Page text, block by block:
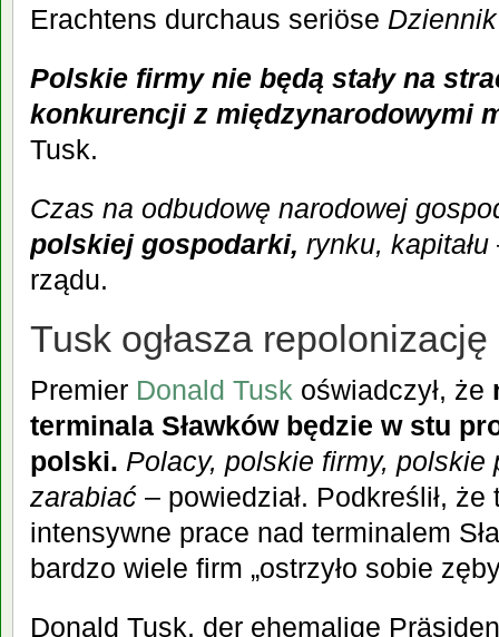
Erachtens durchaus seriöse Dziennik
Polskie firmy nie będą stały na
konkurencji z międzynarodowymi
Tusk.
Czas na odbudowę narodowej
polskiej gospodarki, rynku, kapitału
rządu.
Tusk ogłasza
Premier Donald Tusk oświadczył, że
terminala Sławków będzie w stu
polski. Polacy, polskie firmy, polskie
zarabiać – powiedział. Podkreślił,
intensywne prace nad terminalem
bardzo wiele firm „ostrzyło sobie
Donald Tusk, der ehemalige